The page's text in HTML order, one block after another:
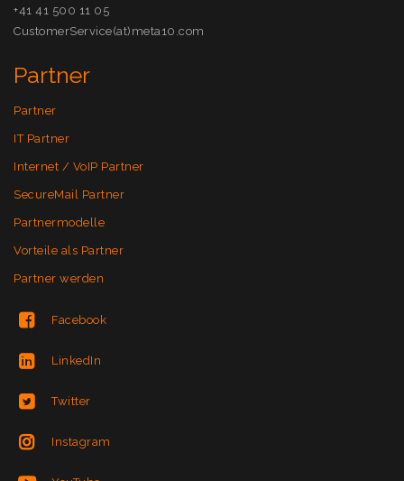
+41 41 500 11 05
CustomerService(at)meta10.com
Partner
Partner
IT Partner
Internet / VoIP Partner
SecureMail Partner
Partnermodelle
Vorteile als Partner
Partner werden
Facebook
LinkedIn
Twitter
Instagram